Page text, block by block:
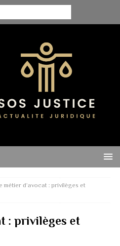
métier d’avocat : privilèges et
: privilèges et